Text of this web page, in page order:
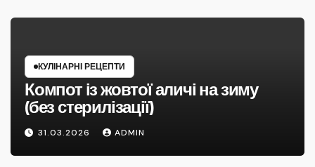
КУЛІНАРНІ РЕЦЕПТИ
Компот із жовтої аличі на зиму
(без стерилізації)
31.03.2026 ADMIN